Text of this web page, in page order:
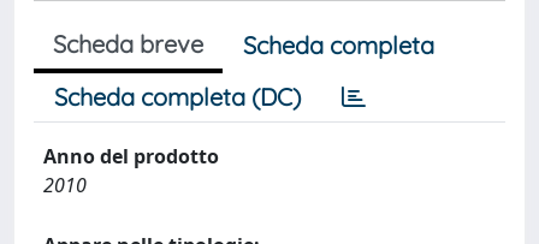
Scheda breve
Scheda completa
Scheda completa (DC)
Anno del prodotto
2010